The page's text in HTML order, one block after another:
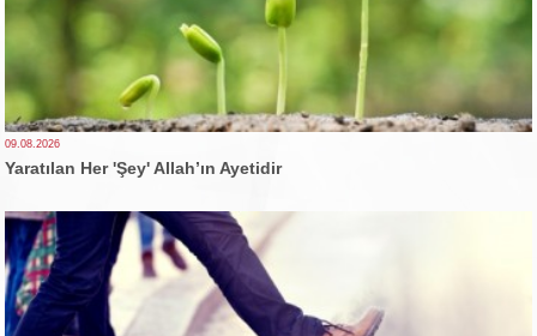
09.08.2026
Yaratılan Her 'Şey' Allah’ın Ayetidir